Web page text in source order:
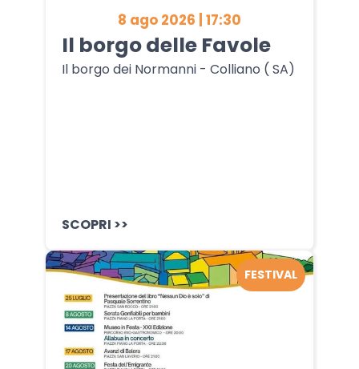
8 ago 2026 | 17:30
Il borgo delle Favole
Il borgo dei Normanni - Colliano ( SA)
SCOPRI >>
FESTIVAL